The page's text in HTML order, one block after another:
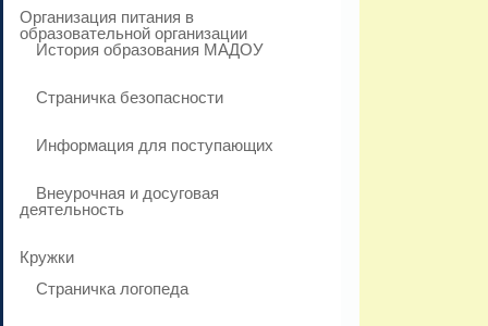
Организация питания в
образовательной организации
История образования МАДОУ
Страничка безопасности
Информация для поступающих
Внеурочная и досуговая
деятельность
Кружки
Страничка логопеда